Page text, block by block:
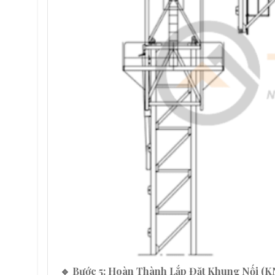
🔹 Bước 5: Hoàn Thành Lắp Đặt Khung Nối